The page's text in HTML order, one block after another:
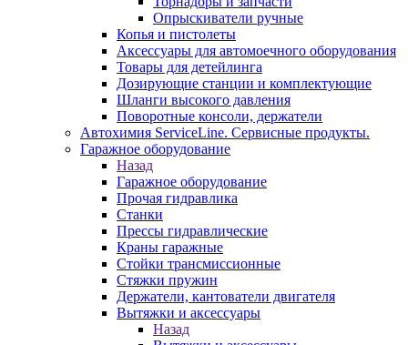
Опрыскиватели ручные
Копья и пистолеты
Аксессуары для автомоечного оборудования
Товары для детейлинга
Дозирующие станции и комплектующие
Шланги высокого давления
Поворотные консоли, держатели
Автохимия ServiceLine. Сервисные продукты.
Гаражное оборудование
Назад
Гаражное оборудование
Прочая гидравлика
Станки
Прессы гидравлические
Краны гаражные
Стойки трансмиссионные
Стяжки пружин
Держатели, кантователи двигателя
Вытяжки и аксессуары
Назад